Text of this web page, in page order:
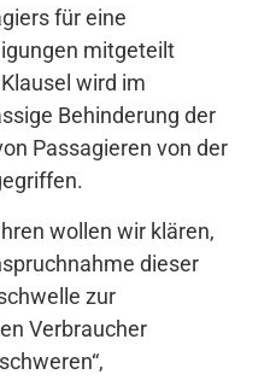
für eine
mitgeteilt
wird im
Behinderung der
Passagieren von der
wollen wir klären,
dieser
zur
Verbraucher